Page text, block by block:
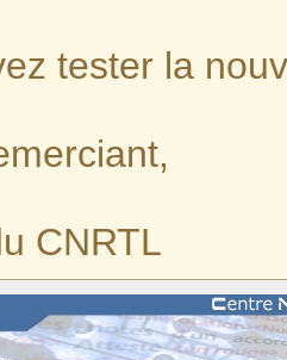
tester la
CNRTL